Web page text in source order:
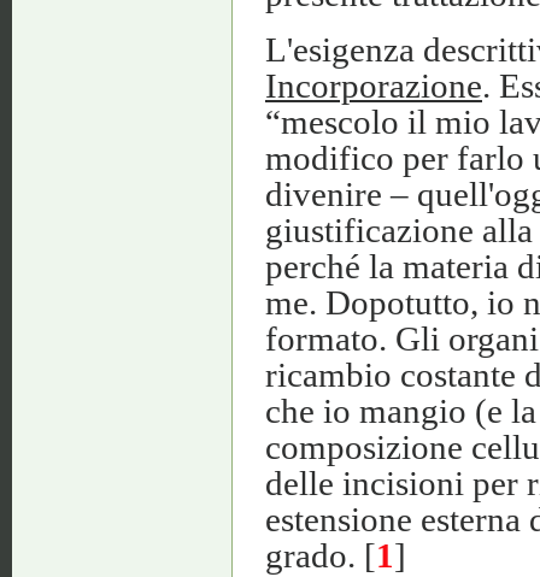
L'esigenza
Incorporazione.
“mescolo il mio
modifico per farlo
divenire –
giustificazione alla
perché la materia
me. Dopotutto, io
formato. Gli
ricambio costante
che io mangio (e
composizione
delle incisioni per
estensione
grado. [1]